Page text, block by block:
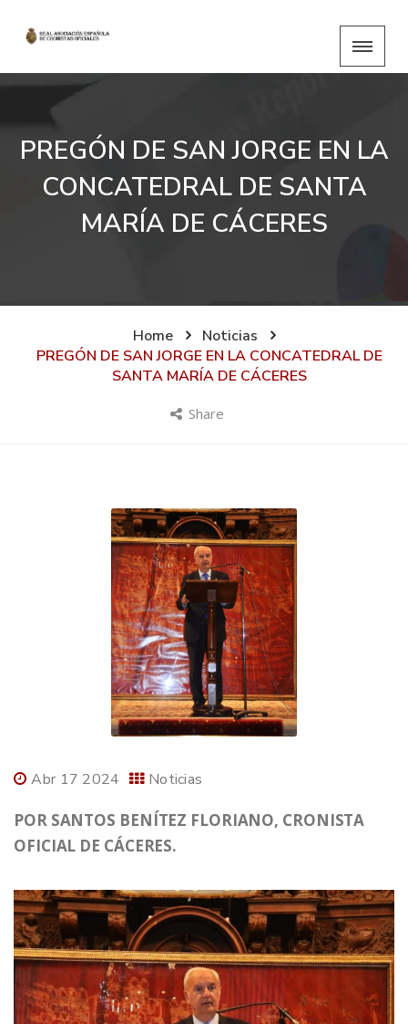
PREGÓN DE SAN JORGE EN LA
CONCATEDRAL DE SANTA
MARÍA DE CÁCERES
Home
Noticias
PREGÓN DE SAN JORGE EN LA CONCATEDRAL DE
SANTA MARÍA DE CÁCERES
Share
Abr 17 2024 Noticias
POR SANTOS BENÍTEZ FLORIANO, CRONISTA
OFICIAL DE CÁCERES.